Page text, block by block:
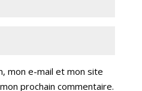
mon e-mail et mon site
prochain commentaire.